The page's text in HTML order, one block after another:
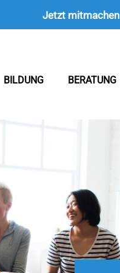
Jetzt mitmachen
BILDUNG BERATUNG